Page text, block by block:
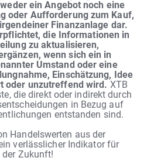
ein Angebot noch eine
oder Aufforderung zum Kauf,
Finanzanlage dar.
die Informationen in
zu aktualisieren,
wenn sich ein in
Umstand oder eine
Einschätzung, Idee
oder unzutreffend wird. XTB
die direkt oder indirekt durch
in Bezug auf
entstanden sind.
Handelswerten aus der
verlässlicher Indikator für
Zukunft!